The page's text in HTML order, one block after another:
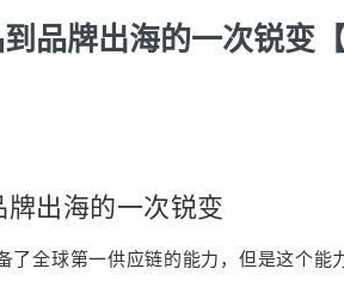
品牌出海的一次锐变
出海的一次锐变
了全球第一供应链的能力，但是这个能